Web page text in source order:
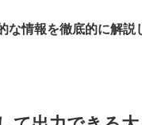
情報を徹底的に解説